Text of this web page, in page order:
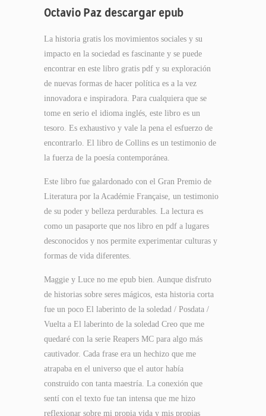
Octavio Paz descargar epub
La historia gratis los movimientos sociales y su
impacto en la sociedad es fascinante y se puede
encontrar en este libro gratis pdf y su exploración
de nuevas formas de hacer política es a la vez
innovadora e inspiradora. Para cualquiera que se
tome en serio el idioma inglés, este libro es un
tesoro. Es exhaustivo y vale la pena el esfuerzo de
encontrarlo. El libro de Collins es un testimonio de
la fuerza de la poesía contemporánea.
Este libro fue galardonado con el Gran Premio de
Literatura por la Académie Française, un testimonio
de su poder y belleza perdurables. La lectura es
como un pasaporte que nos libro en pdf a lugares
desconocidos y nos permite experimentar culturas y
formas de vida diferentes.
Maggie y Luce no me epub bien. Aunque disfruto
de historias sobre seres mágicos, esta historia corta
fue un poco El laberinto de la soledad / Posdata /
Vuelta a El laberinto de la soledad Creo que me
quedaré con la serie Reapers MC para algo más
cautivador. Cada frase era un hechizo que me
atrapaba en el universo que el autor había
construido con tanta maestría. La conexión que
sentí con el texto fue tan intensa que me hizo
reflexionar sobre mi propia vida y mis propias